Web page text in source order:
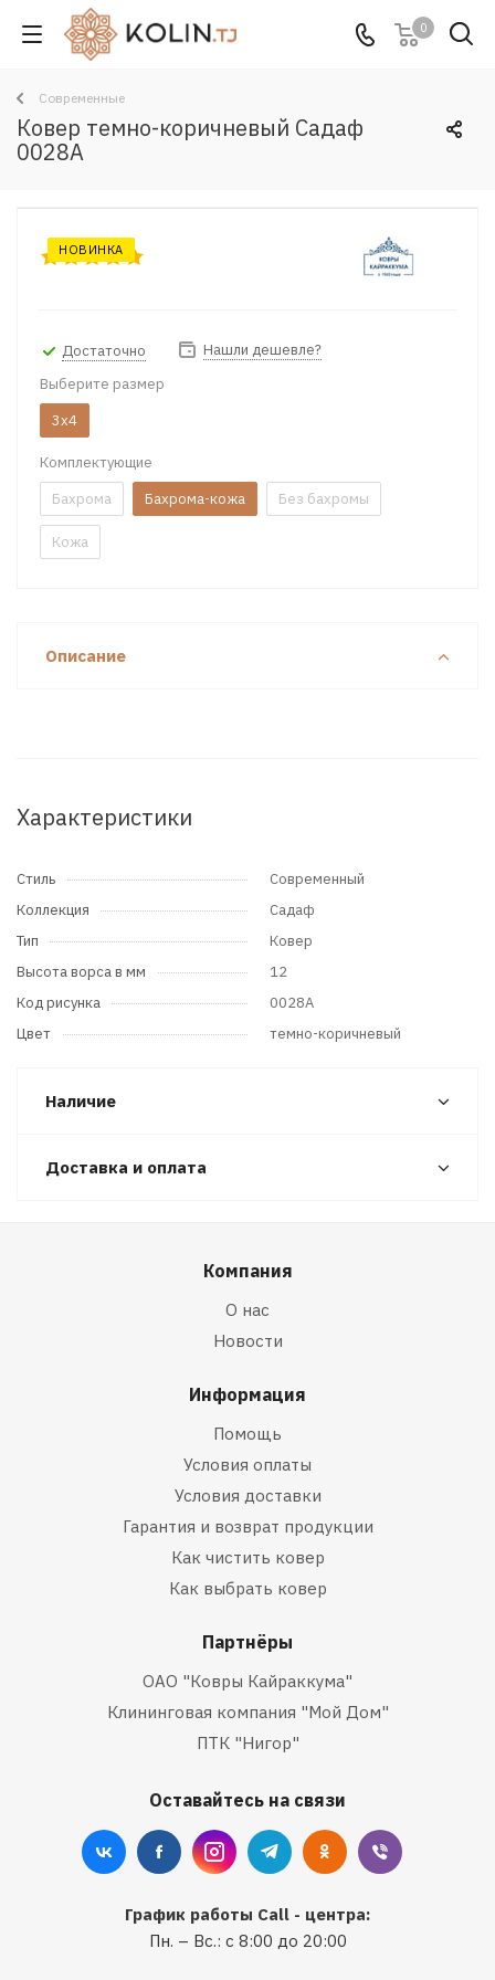
0
Современные
Ковер темно-коричневый Садаф
0028A
НОВИНКА
Достаточно
Нашли дешевле?
Выберите размер
3x4
Комплектующие
Бахрома
Бахрома-кожа Без бахромы
Кожа
Описание
Характеристики
Стиль
Современный
Коллекция
Садаф
Тип
Ковер
Высота ворса в мм
12
Код рисунка
0028A
Цвет
темно-коричневый
Наличие
Доставка и оплата
Компания
О нас
Новости
Информация
Помощь
Условия оплаты
Условия доставки
Гарантия и возврат продукции
Как чистить ковер
Как выбрать ковер
Партнёры
ОАО "Ковры Кайраккума"
Клининговая компания "Мой Дом"
ПТК "Нигор"
Оставайтесь на связи
График работы Call - центра:
Пн. – Вс.: с 8:00 до 20:00